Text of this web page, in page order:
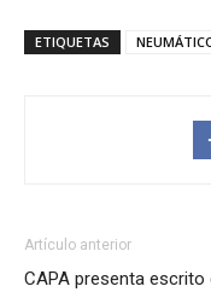
ETIQUETAS
Artículo anterior
CAPA presenta escrito